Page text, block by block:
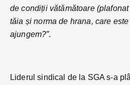
de condiții vătămătoare
tăia și norma de hrana, care
ajungem?”.
Liderul sindical de la SGA s-a